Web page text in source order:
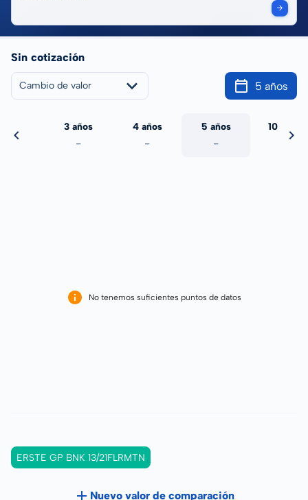
Sin cotización
Cambio de valor 5 años
3 años
-
4 años
-
5 años
-
10 años
No tenemos suficientes puntos de datos
ERSTE GP BNK 13/21FLRMTN
Nuevo valor de comparación